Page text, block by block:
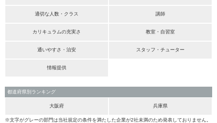
適切な人数・クラス 講師
カリキュラムの充実さ 教室・自習室
通いやすさ・治安 スタッフ・チューター
情報提供
都道府県別ランキング
大阪府 兵庫県
※文字がグレーの部門は当社規定の条件を満たした企業が2社未満のため発表しておりません。